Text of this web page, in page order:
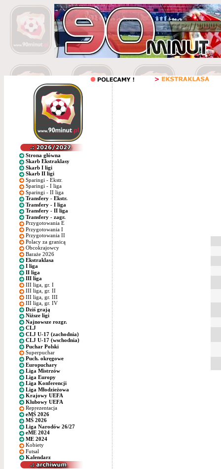
Strona główna
Skarb Ekstraklasy
Skarb I ligi
Skarb II ligi
Sparingi - Ekstr.
Sparingi - I liga
Sparingi - II liga
Transfery - Ekstr.
Transfery - I liga
Transfery - II liga
Transfery - zagr.
Przygotowania E
Przygotowania I
Przygotowania II
Polacy za granicą
Obcokrajowcy
Baraże 2026
Ekstraklasa
I liga
II liga
III liga
III liga, gr. I
III liga, gr. II
III liga, gr. III
III liga, gr. IV
Dziś grają
Niższe ligi
Najnowsze rozgr.
CLJ
CLJ U-17 (zachodnia)
CLJ U-17 (wschodnia)
Puchar Polski
Superpuchar
Puch. okręgowe
Europuchary
Liga Mistrzów
Liga Europy
Liga Konferencji
Liga Młodzieżowa
Krajowy UEFA
Klubowy UEFA
Reprezentacja
eMŚ 2026
MŚ 2026
Liga Narodów 26/27
eME 2024
ME 2024
Kobiety
Futsal
Kalendarz